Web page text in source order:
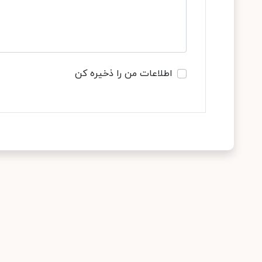
اطلاعات من را ذخیره کن